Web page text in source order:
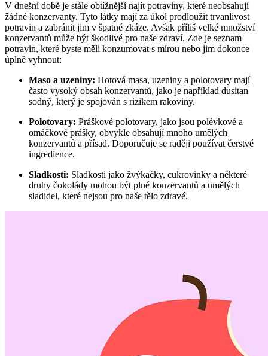
V dnešní době je stále obtížnější najít potraviny, které neobsahují
žádné konzervanty. Tyto látky mají za úkol prodloužit trvanlivost
potravin a zabránit jim v špatné zkáze. Avšak příliš velké množství
konzervantů může být škodlivé pro naše zdraví. Zde je seznam
potravin, které byste měli konzumovat s mírou nebo jim dokonce
úplně vyhnout:
Maso a uzeniny: Hotová masa, uzeniny a polotovary mají
často vysoký obsah konzervantů, jako je například dusitan
sodný, který je spojován s rizikem rakoviny.
Polotovary: Práškové polotovary, jako jsou polévkové a
omáčkové prášky, obvykle obsahují mnoho umělých
konzervantů a přísad. Doporučuje se raději používat čerstvé
ingredience.
Sladkosti: Sladkosti jako žvýkačky, cukrovinky a některé
druhy čokolády mohou být plné konzervantů a umělých
sladidel, které nejsou pro naše tělo zdravé.